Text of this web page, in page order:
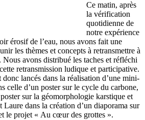
Ce matin, après
la vérification
quotidienne de
notre expérience
érosif de l’eau, nous avons fait une
les thèmes et concepts à retransmettre à
avons distribué les taches et réfléchi
retransmission ludique et participative.
lancés dans la réalisation d’une mini-
celle d’un poster sur le cycle du carbone,
sur la géomorphologie karstique et
Laure dans la création d’un diaporama sur
le projet « Au cœur des grottes ».